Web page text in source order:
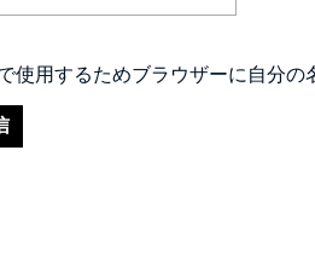
使用するためブラウザーに自分の